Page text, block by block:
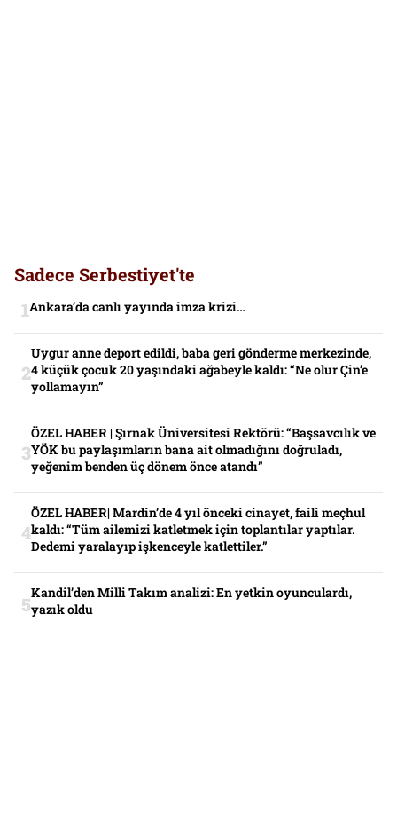
Sadece Serbestiyet'te
Ankara’da canlı yayında imza krizi…
Uygur anne deport edildi, baba geri gönderme merkezinde,
4 küçük çocuk 20 yaşındaki ağabeyle kaldı: “Ne olur Çin’e
yollamayın”
ÖZEL HABER | Şırnak Üniversitesi Rektörü: “Başsavcılık ve
YÖK bu paylaşımların bana ait olmadığını doğruladı,
yeğenim benden üç dönem önce atandı”
ÖZEL HABER| Mardin’de 4 yıl önceki cinayet, faili meçhul
kaldı: “Tüm ailemizi katletmek için toplantılar yaptılar.
Dedemi yaralayıp işkenceyle katlettiler.”
Kandil’den Milli Takım analizi: En yetkin oyunculardı,
yazık oldu